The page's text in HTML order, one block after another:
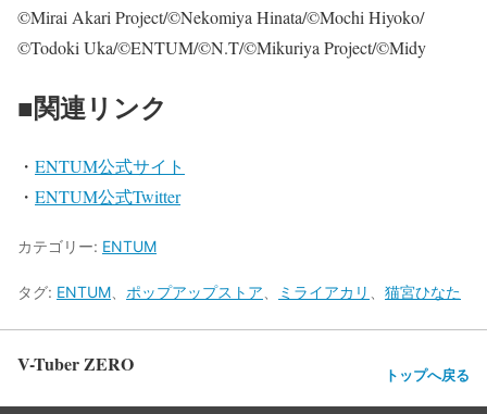
©Mirai Akari Project/©Nekomiya Hinata/©Mochi Hiyoko/
©Todoki Uka/©ENTUM/©N.T/©Mikuriya Project/©Midy
■関連リンク
・ ENTUM公式サイト
・ ENTUM公式Twitter
カテゴリー: ENTUM
タグ: ENTUM、 ポップアップストア、 ミライアカリ 、 猫宮ひなた
V-Tuber ZERO トップへ戻る